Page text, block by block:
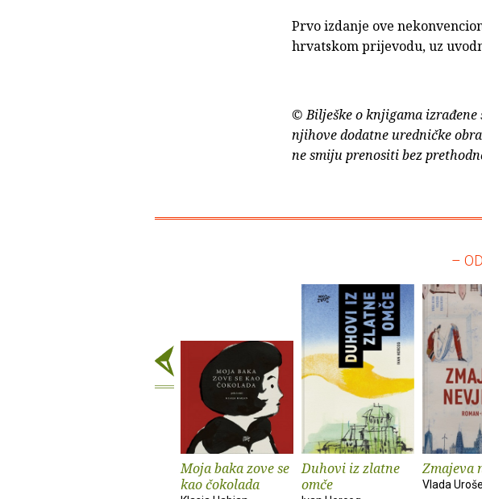
Prvo izdanje ove
hrvatskom prijevodu, uz
© Bilješke o knjigama
njihove dodatne uredničke
ne smiju prenositi bez
–
Moja baka zove se
kao čokolada
Duhovi iz zlatne
omče
Zmajeva
Vlada